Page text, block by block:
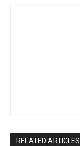
RELATED ARTICLES